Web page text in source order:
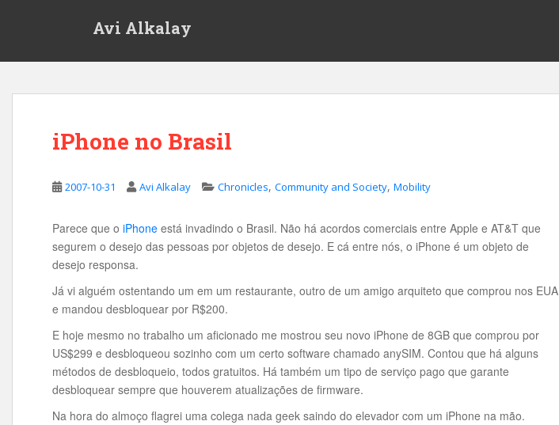
p
Avi Alkalay
iPhone no Brasil
2007-10-31 Avi Alkalay Chronicles, Community and Society, Mobility
Parece que o iPhone está invadindo o Brasil. Não há acordos comerciais entre Apple e AT&T que
segurem o desejo das pessoas por objetos de desejo. E cá entre nós, o iPhone é um objeto de
desejo responsa.
Já vi alguém ostentando um em um restaurante, outro de um amigo arquiteto que comprou nos EUA
e mandou desbloquear por R$200.
E hoje mesmo no trabalho um aficionado me mostrou seu novo iPhone de 8GB que comprou por
US$299 e desbloqueou sozinho com um certo software chamado anySIM. Contou que há alguns
métodos de desbloqueio, todos gratuitos. Há também um tipo de serviço pago que garante
desbloquear sempre que houverem atualizações de firmware.
Na hora do almoço flagrei uma colega nada geek saindo do elevador com um iPhone na mão.